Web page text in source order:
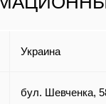
Украина
бул. Шевченка,